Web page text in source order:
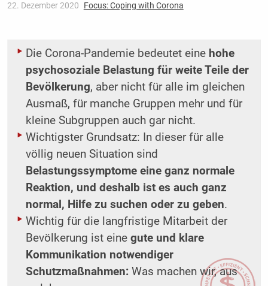
22. Dezember 2020 Focus: Coping with Corona
Die Corona-Pandemie bedeutet eine hohe
psychosoziale Belastung für weite Teile der
Bevölkerung, aber nicht für alle im gleichen
Ausmaß, für manche Gruppen mehr und für
kleine Subgruppen auch gar nicht.
Wichtigster Grundsatz: In dieser für alle
völlig neuen Situation sind
Belastungssymptome eine ganz normale
Reaktion, und deshalb ist es auch ganz
normal, Hilfe zu suchen oder zu geben.
Wichtig für die langfristige Mitarbeit der
Bevölkerung ist einegute und klare
Kommunikation notwendiger
Schutzmaßnahmen:Was machen wir, aus